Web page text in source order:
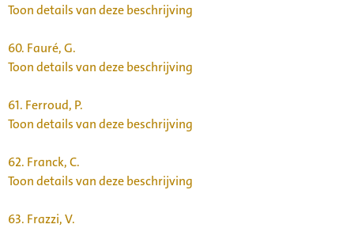
Toon details van deze beschrijving
60. Fauré, G.
Toon details van deze beschrijving
61. Ferroud, P.
Toon details van deze beschrijving
62. Franck, C.
Toon details van deze beschrijving
63. Frazzi, V.